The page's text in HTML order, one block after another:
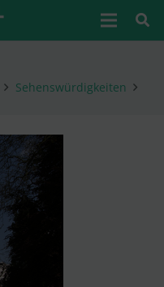
Sehenswürdigkeiten